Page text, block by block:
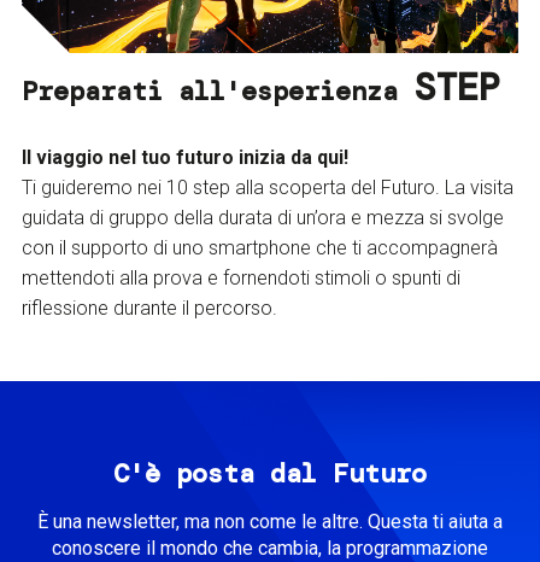
Preparati all'esperienza STEP
Il viaggio nel tuo futuro inizia da qui!
Ti guideremo nei 10 step alla scoperta del Futuro. La visita
guidata di gruppo della durata di un’ora e mezza si svolge
con il supporto di uno smartphone che ti accompagnerà
mettendoti alla prova e fornendoti stimoli o spunti di
riflessione durante il percorso.
C'è posta dal Futuro
È una newsletter, ma non come le altre. Questa ti aiuta a
conoscere il mondo che cambia, la programmazione